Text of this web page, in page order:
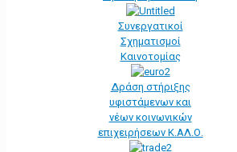
Συνεργατικοί
Σχηματισμοί
Καινοτομίας
Δράση στήριξης
υφιστάμενων και
νέων κοινωνικών
επιχειρήσεων Κ.ΑΛ.Ο.